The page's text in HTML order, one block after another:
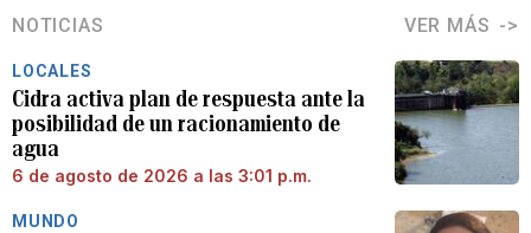
NOTICIAS VER MÁS
LOCALES
Cidra activa plan de respuesta ante la
posibilidad de un racionamiento de
agua
6 de agosto de 2026 a las 3:01 p.m.
MUNDO